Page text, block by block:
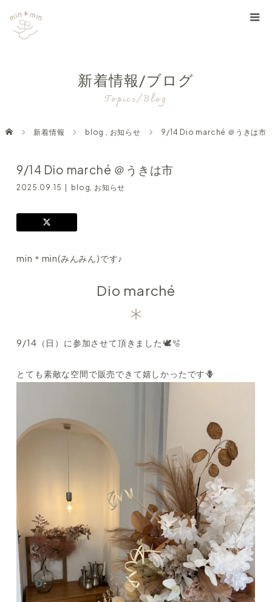
新着情報/ブログ
Topics/Blog
新着情報 blog , お知らせ 9/14 Dio marché ＠うきは市
9/14 Dio marché ＠うきは市
2025.09.15 blog, お知らせ
min＊min(みんみん)です♪
Dio marché
9/14（日）に参加させて頂きました🕊️🫧
とても素敵な空間で販売できて嬉しかったです🪻